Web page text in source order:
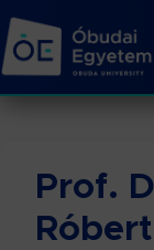
Prof.
Róbert